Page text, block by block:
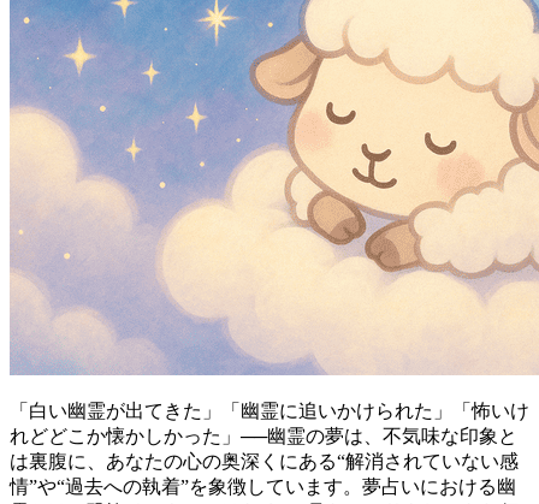
「白い幽霊が出てきた」「幽霊に追いかけられた」「怖いけ
れどどこか懐かしかった」──幽霊の夢は、不気味な印象と
は裏腹に、あなたの心の奥深くにある“解消されていない感
情”や“過去への執着”を象徴しています。夢占いにおける幽